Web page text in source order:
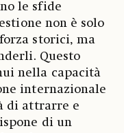
le sfide
non è solo
storici, ma
Questo
nella capacità
internazionale
di attrarre e
di un